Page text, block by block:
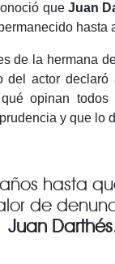
que Juan
hasta
de la hermana
del actor declaró
opinan todos
y que lo
hasta
de
Juan Darthés.